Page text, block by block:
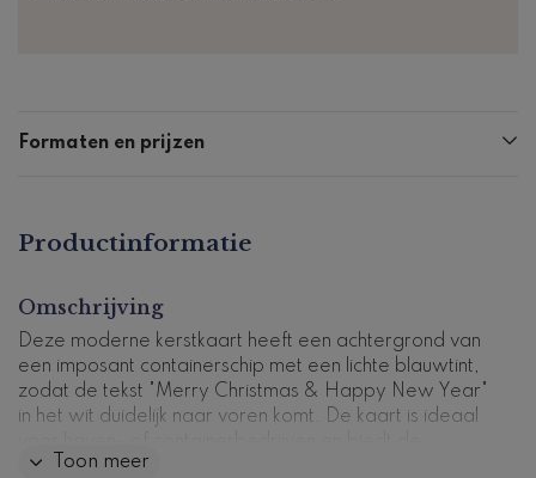
Formaten en prijzen
Productinformatie
Omschrijving
Deze moderne kerstkaart heeft een achtergrond van
een imposant containerschip met een lichte blauwtint,
zodat de tekst "Merry Christmas & Happy New Year"
in het wit duidelijk naar voren komt. De kaart is ideaal
mogelijkheid om de achtergrond te vervangen door
Toon meer